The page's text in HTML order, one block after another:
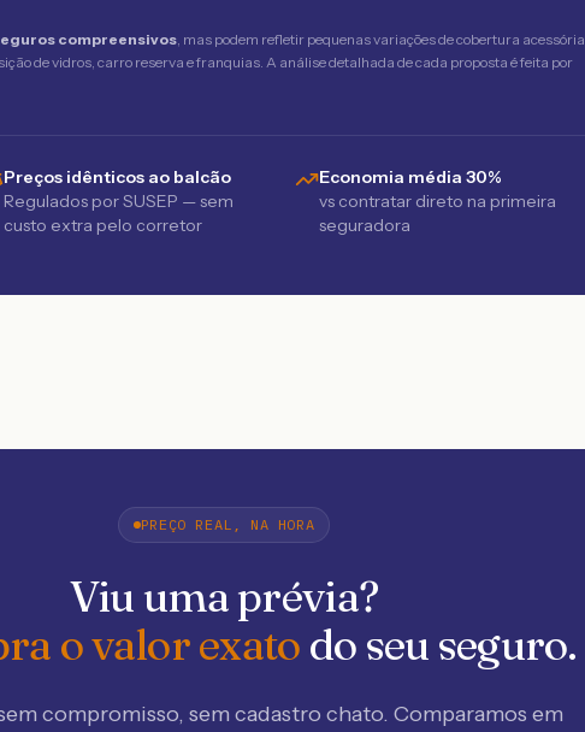
compreensivos, mas podem refletir pequenas variações de cobertura acessória
de vidros, carro reserva e franquias. A análise detalhada de cada proposta é feita por
Preços idênticos ao balcão
Regulados por SUSEP — sem
custo extra pelo corretor
Economia média 30%
vs contratar direto na primeira
seguradora
PREÇO REAL, NA HORA
Viu uma prévia?
o valor exato do seu seguro.
compromisso, sem cadastro chato. Comparamos em